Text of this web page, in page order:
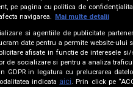
pe pagina cu politica de
navigarea. Mai multe detalii
si agentiile de publicitate
date pentru a permite website-ului
afisate in functie de interesele si/
de socializare si pentru a analiza
GDPR in legatura cu prelucrarea
indicata aici. Prin click pe